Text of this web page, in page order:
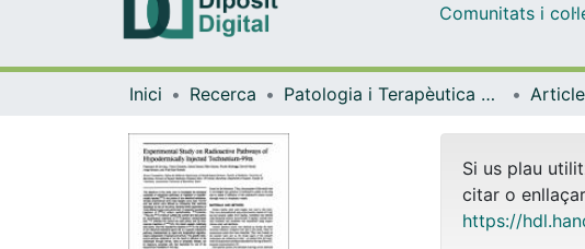
Comunitats i
Inici Recerca Patologia i Terapèutica Experimental
Si us plau
citar o
https://